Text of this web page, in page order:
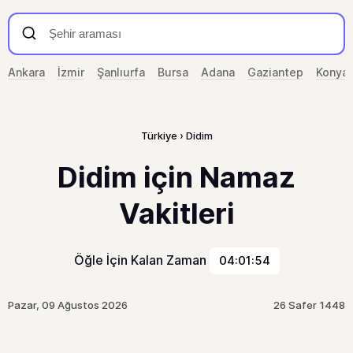
Ankara İzmir Şanlıurfa Bursa Adana Gaziantep Konya
Türkiye Didim
Didim için Namaz
Vakitleri
Öğle İçin Kalan Zaman 04:01:54
Pazar, 09 Ağustos 2026 26 Safer 1448